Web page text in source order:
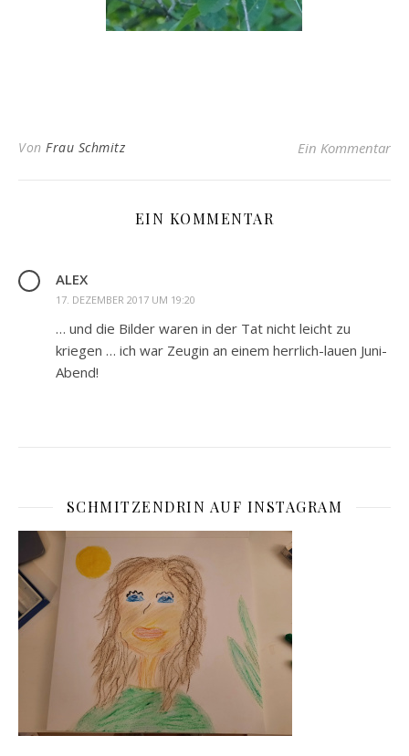
Von Frau Schmitz Ein Kommentar
EIN KOMMENTAR
ALEX
17. DEZEMBER 2017 UM 19:20
… und die Bilder waren in der Tat nicht leicht zu
kriegen … ich war Zeugin an einem herrlich-lauen Juni-
Abend!
SCHMITZENDRIN AUF INSTAGRAM